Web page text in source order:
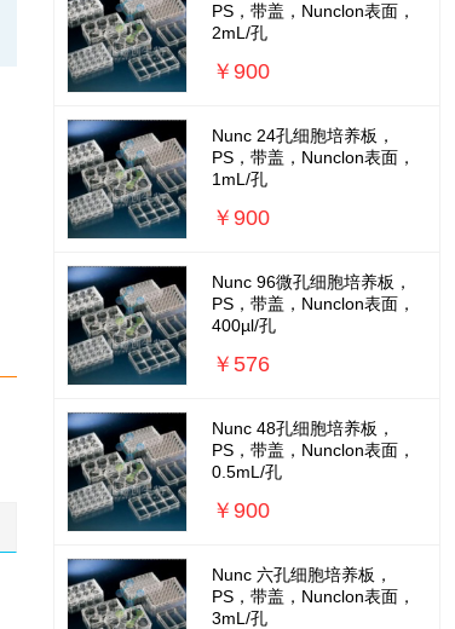
PS，带盖，Nunclon表面，
2mL/孔
￥900
Nunc 24孔细胞培养板，
PS，带盖，Nunclon表面，
1mL/孔
￥900
Nunc 96微孔细胞培养板，
PS，带盖，Nunclon表面，
400µl/孔
￥576
Nunc 48孔细胞培养板，
PS，带盖，Nunclon表面，
0.5mL/孔
￥900
Nunc 六孔细胞培养板，
PS，带盖，Nunclon表面，
3mL/孔